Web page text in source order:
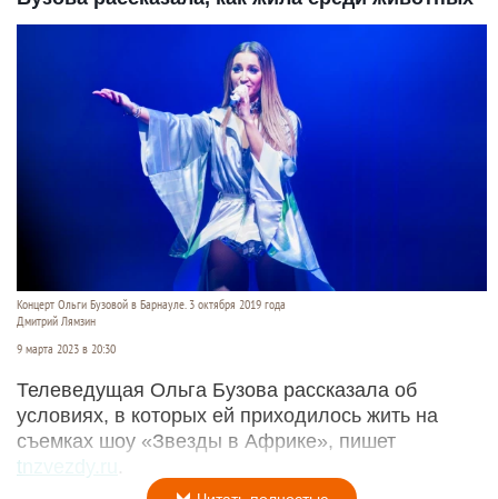
Концерт Ольги Бузовой в Барнауле. 3 октября 2019 года
Дмитрий Лямзин
9 марта 2023 в 20:30
Телеведущая Ольга Бузова рассказала об
условиях, в которых ей приходилось жить на
съемках шоу «Звезды в Африке», пишет
tnzvezdy.ru